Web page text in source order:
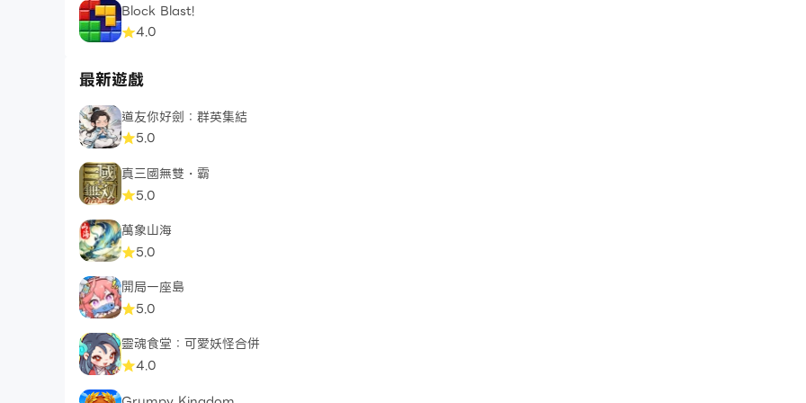
Block Blast!
4.0
最新遊戲
道友你好劍：群英集結
5.0
真三國無雙・霸
5.0
萬象山海
5.0
開局一座島
5.0
靈魂食堂：可愛妖怪合併
4.0